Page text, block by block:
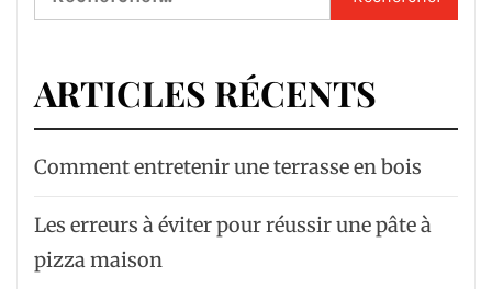
ARTICLES RÉCENTS
Comment entretenir une terrasse en bois
Les erreurs à éviter pour réussir une pâte à
pizza maison